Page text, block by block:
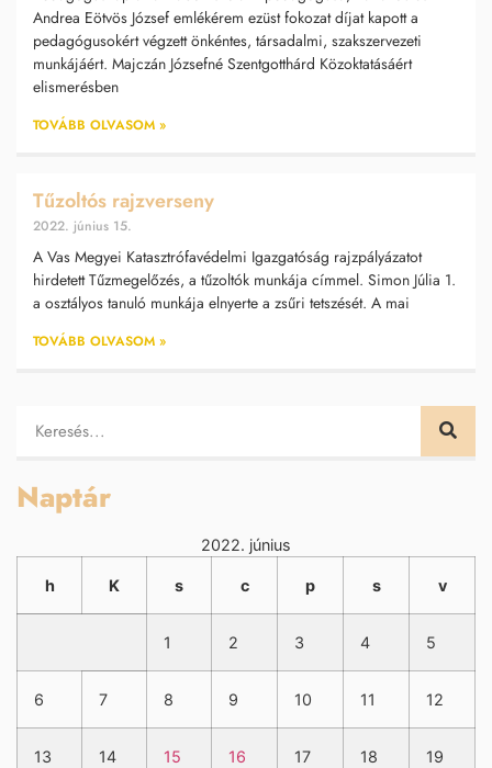
Andrea Eötvös József emlékérem ezüst fokozat díjat kapott a
pedagógusokért végzett önkéntes, társadalmi, szakszervezeti
munkájáért. Majczán Józsefné Szentgotthárd Közoktatásáért
elismerésben
TOVÁBB OLVASOM »
Tűzoltós rajzverseny
2022. június 15.
A Vas Megyei Katasztrófavédelmi Igazgatóság rajzpályázatot
hirdetett Tűzmegelőzés, a tűzoltók munkája címmel. Simon Júlia 1.
a osztályos tanuló munkája elnyerte a zsűri tetszését. A mai
TOVÁBB OLVASOM »
Naptár
2022. június
h K s c p s v
1 2 3 4 5
6 7 8 9 10 11 12
13 14 15 16 17 18 19